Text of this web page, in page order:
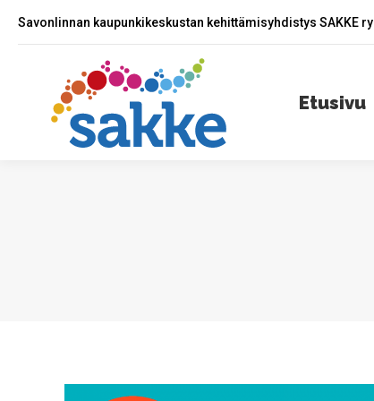
Savonlinnan kaupunkikeskustan kehittämisyhdistys SAKKE ry
Etusivu
Etusivu